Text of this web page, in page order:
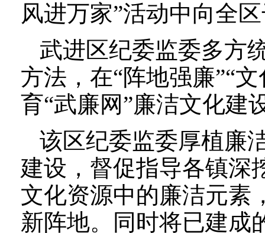
风进万家”活动中向全
武进区纪委监委多方
方法，在“阵地强廉”“
育“武廉网”廉洁文化建
该区纪委监委厚植廉
建设，督促指导各镇深
文化资源中的廉洁元素
新阵地。同时将已建成